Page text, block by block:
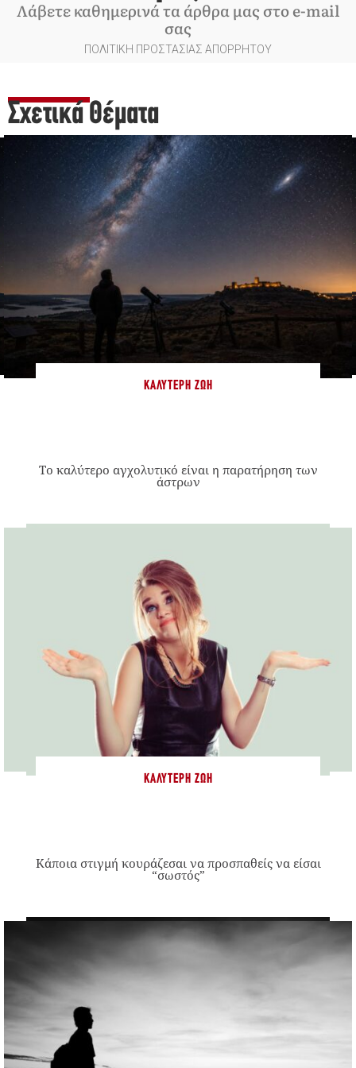
Λάβετε καθημερινά τα άρθρα μας στο e-mail
σας
ΠΟΛΙΤΙΚΗ ΠΡΟΣΤΑΣΙΑΣ ΑΠΟΡΡΗΤΟΥ
Σχετικά Θέματα
ΚΑΛΎΤΕΡΗ ΖΩΉ
Το καλύτερο αγχολυτικό είναι η παρατήρηση των
άστρων
ΚΑΛΎΤΕΡΗ ΖΩΉ
Κάποια στιγμή κουράζεσαι να προσπαθείς να είσαι
“σωστός”